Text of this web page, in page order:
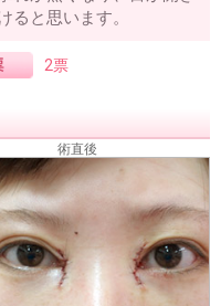
ると思います。
2票
術直後